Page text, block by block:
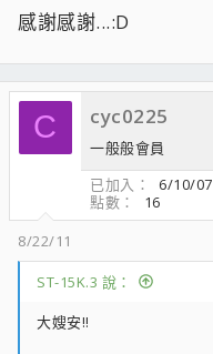
感謝感謝...:D
C cyc0225
一般般會員
已加入
6/10/07
點數
16
8/22/11
ST-15K.3 說：
大嫂安!!